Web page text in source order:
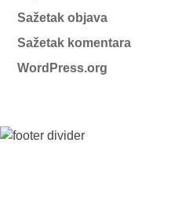
Sažetak objava
Sažetak komentara
WordPress.org